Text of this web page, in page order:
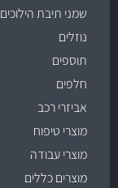
שמני תיבת הילוכים
נוזלים
תוספים
חלפים
אביזרי רכב
מוצרי טיפוח
מוצרי עבודה
מוצרים כללים